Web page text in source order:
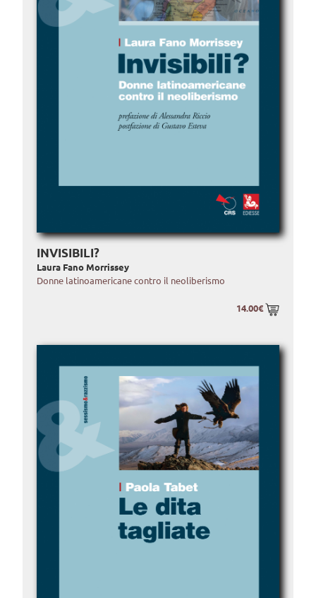
INVISIBILI?
Laura Fano Morrissey
Donne latinoamericane contro il neoliberismo
14.00€